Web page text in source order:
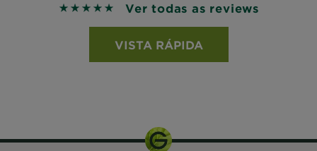
5 out of 5 stars based on reviews
Ver todas as reviews
VISTA RÁPIDA